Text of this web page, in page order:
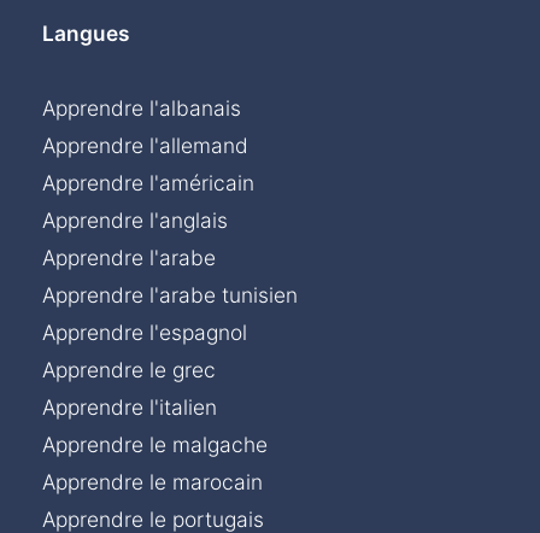
Langues
Apprendre l'albanais
Apprendre l'allemand
Apprendre l'américain
Apprendre l'anglais
Apprendre l'arabe
Apprendre l'arabe tunisien
Apprendre l'espagnol
Apprendre le grec
Apprendre l'italien
Apprendre le malgache
Apprendre le marocain
Apprendre le portugais